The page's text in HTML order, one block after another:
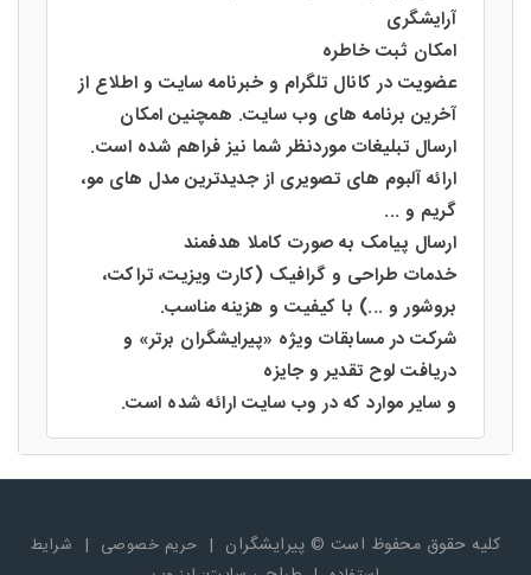
آرایشگری
امکان ثبت خاطره
عضویت در کانال تلگرام و خبرنامه سایت و اطلاع از
آخرین برنامه های وب سایت. همچنین امکان
ارسال تبلیغات موردنظر شما نیز فراهم شده است.
ارائه آلبوم های تصویری از جدیدترین مدل های مو،
گریم و ...
ارسال پیامک به صورت کاملا هدفمند
خدمات طراحی و گرافیک (کارت ویزیت، تراکت،
بروشور و ...) با کیفیت و هزینه مناسب.
شرکت در مسابقات ویژه «پیرایشگران برتر» و
دریافت لوح تقدیر و جایزه
و سایر موارد که در وب سایت ارائه شده است.
کلیه حقوق محفوظ است © پیرایشگران | حریم خصوصی | شرایط